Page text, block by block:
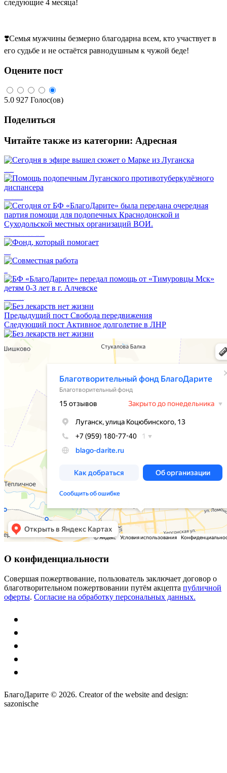
следующие 4 месяца!
❣️Семья мужчины безмерно благодарна всем, кто участвует в
его судьбе и не остаётся равнодушным к чужой беде!
Оцените пост
5.0 927 Голос(ов)
Поделиться
Читайте также из категории: Адресная
Предыдущий пост Свобода передвижения
Следующий пост Активное долголетие в ЛНР
О конфиденциальности
Совершая пожертвование, пользователь заключает договор о
благотворительном пожертвовании путём акцепта публичной
оферты. Согласие на обработку персональных данных.
БлагоДарите © 2026. Creator of the website and design:
sazonische